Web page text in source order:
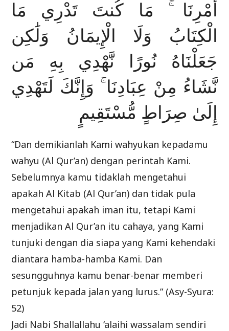
أَمْرِنَا ۚ مَا كُنتَ تَدْرِي مَا
الْكِتَابُ وَلَا الْإِيمَانُ وَلَٰكِن
جَعَلْنَاهُ نُورًا نَّهْدِي بِهِ مَن
نَّشَاءُ مِنْ عِبَادِنَا ۚ وَإِنَّكَ لَتَهْدِي
إِلَىٰ صِرَاطٍ مُّسْتَقِيمٍ
“Dan demikianlah Kami wahyukan kepadamu
wahyu (Al Qur’an) dengan perintah Kami.
Sebelumnya kamu tidaklah mengetahui
apakah Al Kitab (Al Qur’an) dan tidak pula
mengetahui apakah iman itu, tetapi Kami
menjadikan Al Qur’an itu cahaya, yang Kami
tunjuki dengan dia siapa yang Kami kehendaki
diantara hamba-hamba Kami. Dan
sesungguhnya kamu benar-benar memberi
petunjuk kepada jalan yang lurus.” (Asy-Syura:
52)
Jadi Nabi Shallallahu ‘alaihi wassalam sendiri